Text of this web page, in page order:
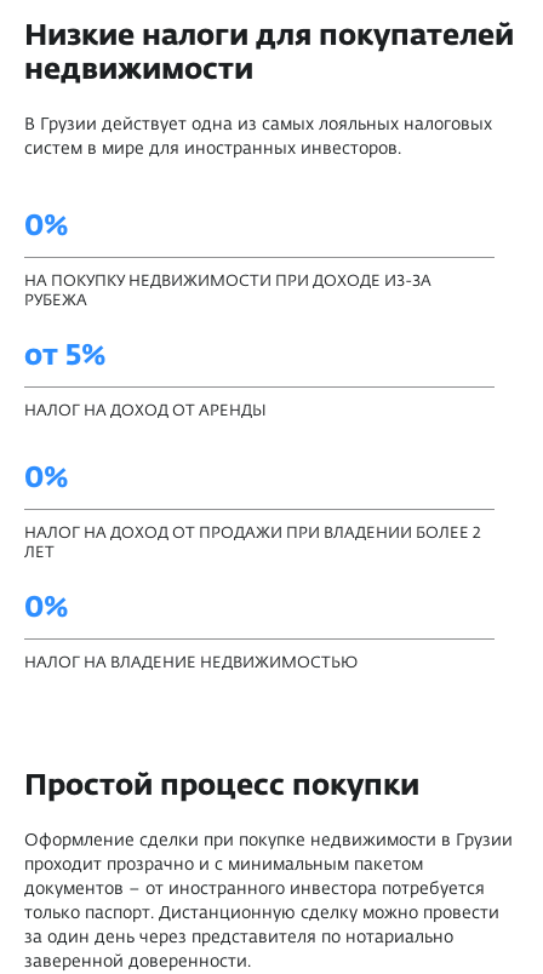
Низкие налоги для покупателей
недвижимости
В Грузии действует одна из самых лояльных налоговых
систем в мире для иностранных инвесторов.
0%
НА ПОКУПКУ НЕДВИЖИМОСТИ ПРИ ДОХОДЕ ИЗ-ЗА
РУБЕЖА
от 5%
НАЛОГ НА ДОХОД ОТ АРЕНДЫ
0%
НАЛОГ НА ДОХОД ОТ ПРОДАЖИ ПРИ ВЛАДЕНИИ БОЛЕЕ 2
ЛЕТ
0%
НАЛОГ НА ВЛАДЕНИЕ НЕДВИЖИМОСТЬЮ
Простой процесс покупки
Оформление сделки при покупке недвижимости в Грузии
проходит прозрачно и с минимальным пакетом
документов – от иностранного инвестора потребуется
только паспорт. Дистанционную сделку можно провести
за один день через представителя по нотариально
заверенной доверенности.